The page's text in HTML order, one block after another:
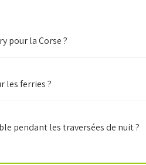
pour la Corse ?
les ferries ?
pendant les traversées de nuit ?